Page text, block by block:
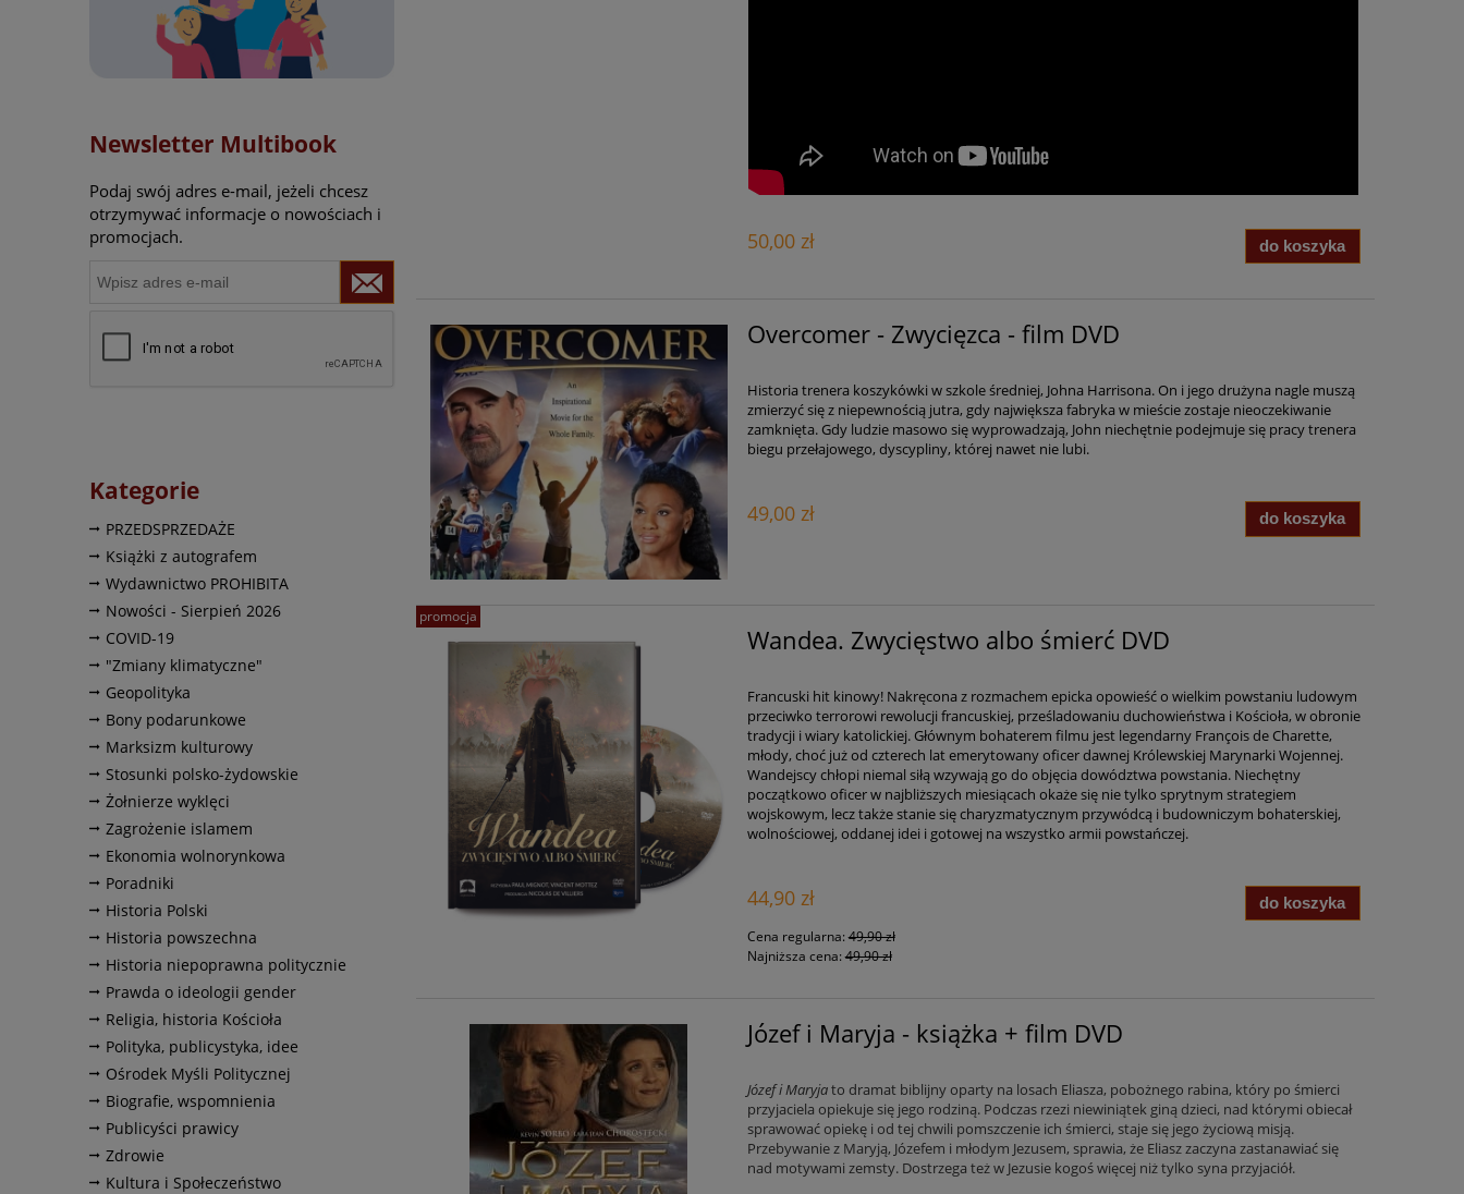
Newsletter Multibook
Podaj swój adres e-mail, jeżeli chcesz
otrzymywać informacje o nowościach i
promocjach.
Kategorie
PRZEDSPRZEDAŻE
Książki z autografem
Wydawnictwo PROHIBITA
Nowości - Sierpień 2026
COVID-19
"Zmiany klimatyczne"
Geopolityka
Bony podarunkowe
Marksizm kulturowy
Stosunki polsko-żydowskie
Żołnierze wyklęci
Zagrożenie islamem
Ekonomia wolnorynkowa
Poradniki
Historia Polski
Historia powszechna
Historia niepoprawna politycznie
Prawda o ideologii gender
Religia, historia Kościoła
Polityka, publicystyka, idee
Ośrodek Myśli Politycznej
Biografie, wspomnienia
Publicyści prawicy
Zdrowie
Kultura i Społeczeństwo
50,00 zł do koszyka
Overcomer - Zwycięzca - film DVD
Historia trenera koszykówki w szkole średniej, Johna Harrisona. On i jego drużyna nagle muszą
zmierzyć się z niepewnością jutra, gdy największa fabryka w mieście zostaje nieoczekiwanie
zamknięta. Gdy ludzie masowo się wyprowadzają, John niechętnie podejmuje się pracy trenera
biegu przełajowego, dyscypliny, której nawet nie lubi.
49,00 zł do koszyka
Wandea. Zwycięstwo albo śmierć DVD
Francuski hit kinowy! Nakręcona z rozmachem epicka opowieść o wielkim powstaniu ludowym
przeciwko terrorowi rewolucji francuskiej, prześladowaniu duchowieństwa i Kościoła, w obronie
tradycji i wiary katolickiej. Głównym bohaterem filmu jest legendarny François de Charette,
młody, choć już od czterech lat emerytowany oficer dawnej Królewskiej Marynarki Wojennej.
Wandejscy chłopi niemal siłą wzywają go do objęcia dowództwa powstania. Niechętny
początkowo oficer w najbliższych miesiącach okaże się nie tylko sprytnym strategiem
wojskowym, lecz także stanie się charyzmatycznym przywódcą i budowniczym bohaterskiej,
wolnościowej, oddanej idei i gotowej na wszystko armii powstańczej.
44,90 zł
Cena regularna:49,90 zł
Najniższa cena:49,90 zł
do koszyka
promocja
Józef i Maryja - książka + film DVD
Józef i Maryjato dramat biblijny oparty na losach Eliasza, pobożnego rabina, który po śmierci
przyjaciela opiekuje się jego rodziną. Podczas rzezi niewiniątek giną dzieci, nad którymi obiecał
sprawować opiekę i od tej chwili pomszczenie ich śmierci, staje się jego życiową misją.
Przebywanie z Maryją, Józefem i młodym Jezusem, sprawia, że Eliasz zaczyna zastanawiać się
nad motywami zemsty. Dostrzega też w Jezusie kogoś więcej niż tylko syna przyjaciół.